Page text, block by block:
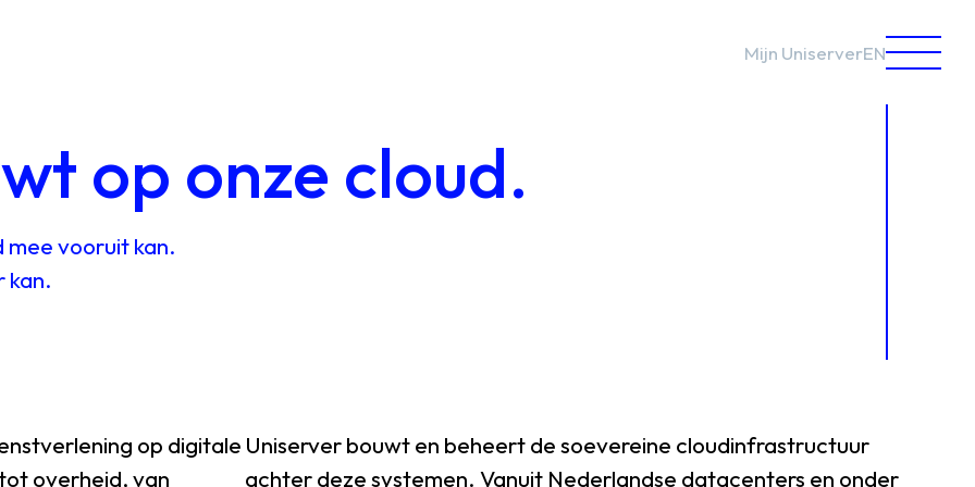
Mijn UniserverEN
op onze cloud.
meevooruitkan.
kan.
op digitale
overheid,van
Uniserverbouwten beheertdesoevereine cloudinfrastructuur
achterdezesystemen. Vanuit Nederlandse datacenters en onder